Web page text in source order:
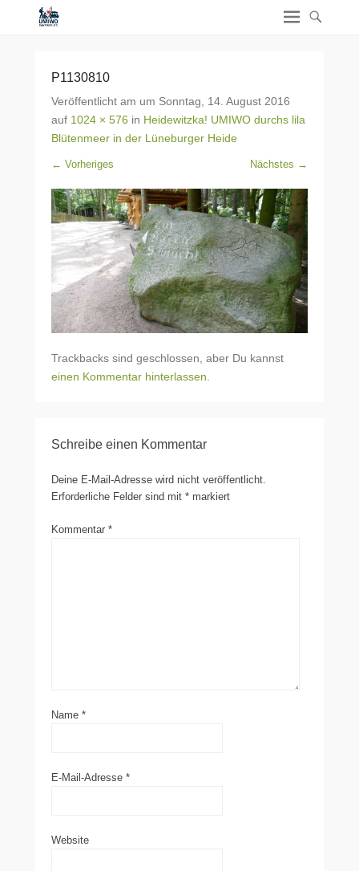
P1130810
Veröffentlicht am um Sonntag, 14. August 2016
auf 1024 × 576 in Heidewitzka! UMIWO durchs lila
Blütenmeer in der Lüneburger Heide
← Vorheriges Nächstes →
Trackbacks sind geschlossen, aber Du kannst
einen Kommentar hinterlassen
Schreibe einen Kommentar
Deine E-Mail-Adresse wird nicht veröffentlicht.
Erforderliche Felder sind mit * markiert
Kommentar *
Name *
E-Mail-Adresse *
Website